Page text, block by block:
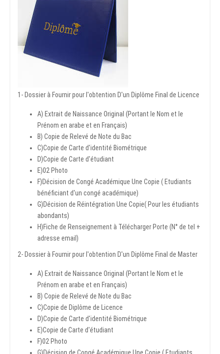
1- Dossier à Fournir pour l'obtention D'un Diplôme Final de Licence
A) Extrait de Naissance Original (Portant le Nom et le
Prénom en arabe et en Français)
B) Copie de Relevé de Note du Bac
C)Copie de Carte d'identité Biométrique
D)Copie de Carte d'étudiant
E)02 Photo
F)Décision de Congé Académique Une Copie ( Etudiants
bénéficiant d'un congé académique)
G)Décision de Réintégration Une Copie( Pour les étudiants
abondants)
H)Fiche de Renseignement à Télécharger Porte (N° de tel +
adresse email)
2- Dossier à Fournir pour l'obtention D'un Diplôme Final de Master
A) Extrait de Naissance Original (Portant le Nom et le
Prénom en arabe et en Français)
B) Copie de Relevé de Note du Bac
C)Copie de Diplôme de Licence
D)Copie de Carte d'identité Biométrique
E)Copie de Carte d'étudiant
F)02 Photo
G)Décision de Congé Académique Une Copie ( Etudiants